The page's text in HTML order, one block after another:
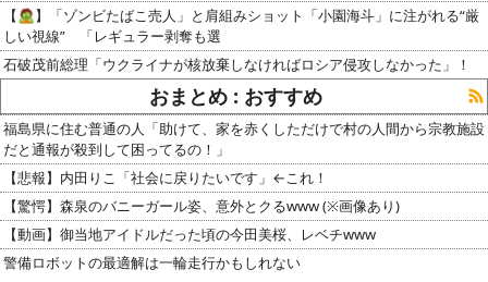
【🧟】「ゾンビたばこ売人」と肩組みショット「小園海斗」に注がれる“厳
しい視線” 「レギュラー剥奪も選
石破茂前総理「ウクライナが核放棄しなければロシア侵攻しなかった」！
おまとめ : おすすめ
福島県に住む普通の人「助けて、家を赤くしただけで村の人間から宗教施設
だと通報が殺到して困ってるの！」
【悲報】内田りこ「社会に戻りたいです」←これ！
【驚愕】森泉のバニーガール姿、意外とクるwww (※画像あり)
【動画】御当地アイドルだった頃の今田美桜、レベチwww
警備ロボットの最適解は一輪走行かもしれない